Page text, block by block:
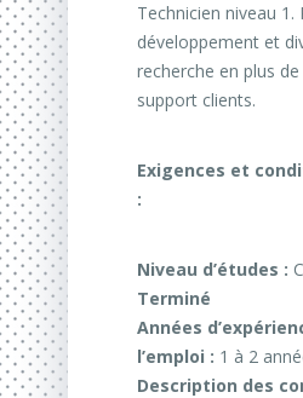
Technicien niveau 1.
développement et
recherche en plus
support clients.
Exigences et
:
Niveau d’études :
Terminé
Années
l’emploi : 1 à 2
Description des